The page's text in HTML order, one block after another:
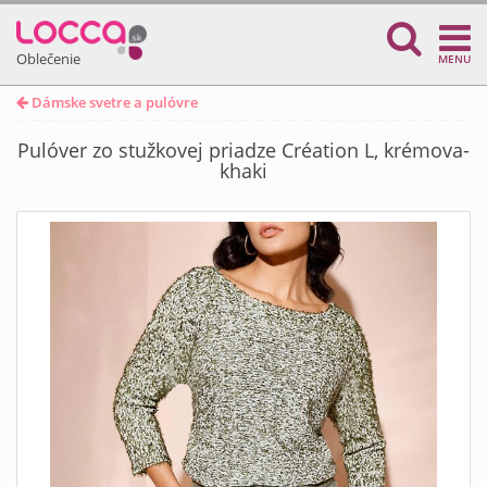
Oblečenie MENU
Dámske svetre a pulóvre
Pulóver zo stužkovej priadze Création L, krémova-
khaki